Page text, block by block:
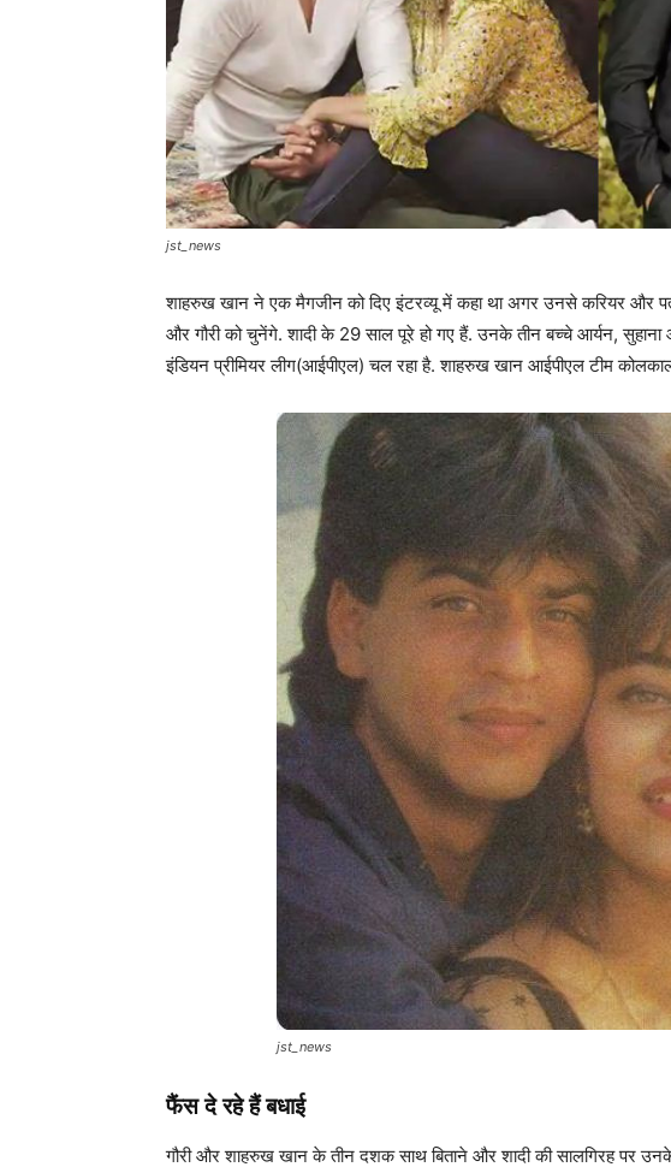
jst_news
शाहरुख खान ने एक मैगजीन को दिए इंटरव्यू में कहा था अगर उनसे करियर और
और गौरी को चुनेंगे. शादी के 29 साल पूरे हो गए हैं. उनके तीन बच्चे आर्यन, सुहाना
इंडियन प्रीमियर लीग(आईपीएल) चल रहा है. शाहरुख खान आईपीएल टीम
jst_news
फैंस दे रहे हैं बधाई
गौरी और शाहरुख खान के तीन दशक साथ बिताने और शादी की सालगिरह पर